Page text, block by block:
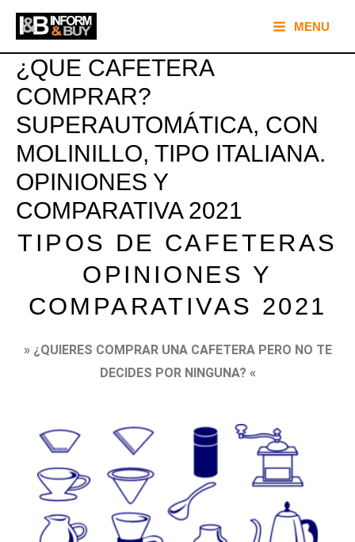
contenido
Main
Menu
MENU
¿QUE CAFETERA
COMPRAR?
SUPERAUTOMÁTICA, CON
MOLINILLO, TIPO ITALIANA.
OPINIONES Y
COMPARATIVA 2021
TIPOS DE CAFETERAS
OPINIONES Y
COMPARATIVAS 2021
» ¿QUIERES COMPRAR UNA CAFETERA PERO NO TE
DECIDES POR NINGUNA? «